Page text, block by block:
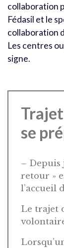
collaboration
Fédasil et le
collaboration
Les centres
signe.
se
– Depuis
retour »
l’accueil
Le trajet